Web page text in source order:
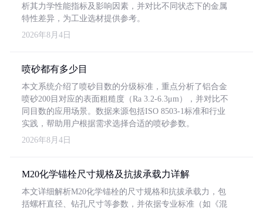
析其力学性能指标及影响因素，并对比不同状态下的金属
特性差异，为工业选材提供参考。
2026年8月4日
喷砂都有多少目
本文系统介绍了喷砂目数的分级标准，重点分析了铝合金
喷砂200目对应的表面粗糙度（Ra 3.2-6.3μm），并对比不
同目数的应用场景。数据来源包括ISO 8503-1标准和行业
实践，帮助用户根据需求选择合适的喷砂参数。
2026年8月4日
M20化学锚栓尺寸规格及抗拔承载力详解
本文详细解析M20化学锚栓的尺寸规格和抗拔承载力，包
括螺杆直径、钻孔尺寸等参数，并依据专业标准（如《混